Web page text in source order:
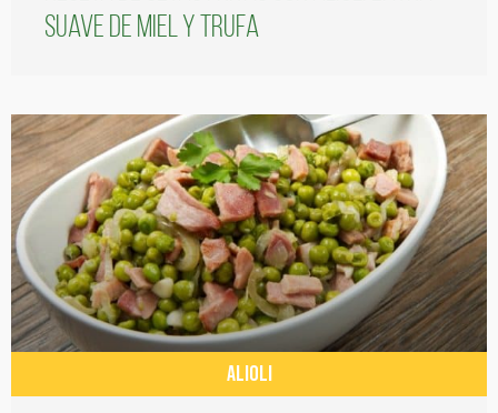
suave de miel y trufa
ALIOLI